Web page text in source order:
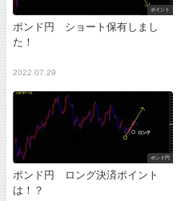
ポイント
ポンド円 ショート保有しまし
た！
2022.07.29
ポンド円
ポンド円 ロング決済ポイント
は！？